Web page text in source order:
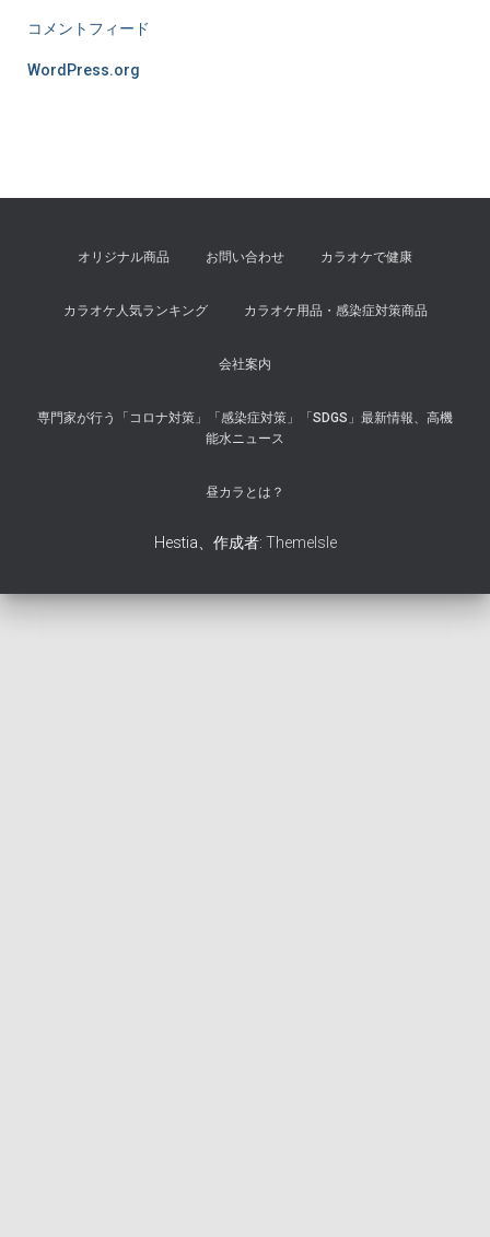
コメントフィード
WordPress.org
オリジナル商品 お問い合わせ カラオケで健康
カラオケ人気ランキング カラオケ用品・感染症対策商品
会社案内
専門家が行う「コロナ対策」「感染症対策」「SDGS」最新情報、高機
能水ニュース
昼カラとは？
Hestia、作成者: ThemeIsle